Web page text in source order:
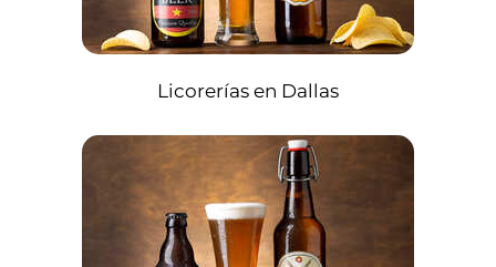
Licorerías en Dallas